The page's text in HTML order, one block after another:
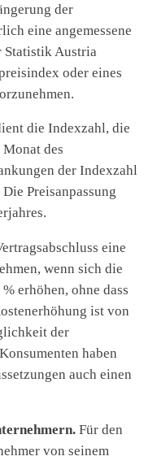
der
eine angemessene
Statistik Austria
oder eines
die Indexzahl, die
des
der Indexzahl
Preisanpassung
eine
wenn sich die
erhöhen, ohne dass
ist von
der
haben
auch einen
Für den
von seinem